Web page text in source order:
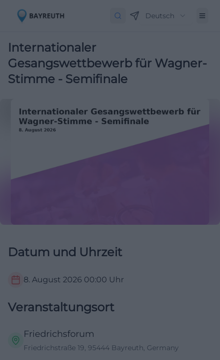
Deutsch
Internationaler
Gesangswettbewerb für Wagner-
Stimme - Semifinale
Datum und Uhrzeit
8. August 2026 00:00 Uhr
Veranstaltungsort
Friedrichsforum
Friedrichstraße 19, 95444 Bayreuth, Germany